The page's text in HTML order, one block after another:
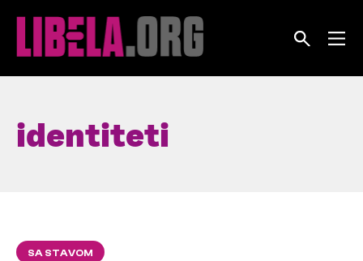
identiteti
SA STAVOM